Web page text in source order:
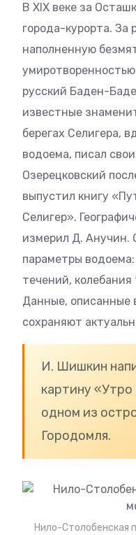
В XIX веке за
города-курорта. За
наполненную
русский Баден-
известные
берегах Селигера,
водоема, писал
Озерецковский
выпустил книгу
Селигер».
измерил Д. Анучин.
параметры
течений,
Данные, описанные
сохраняют
И. Шишкин
картину
одном из
Городомля.
Нило-Столобенская